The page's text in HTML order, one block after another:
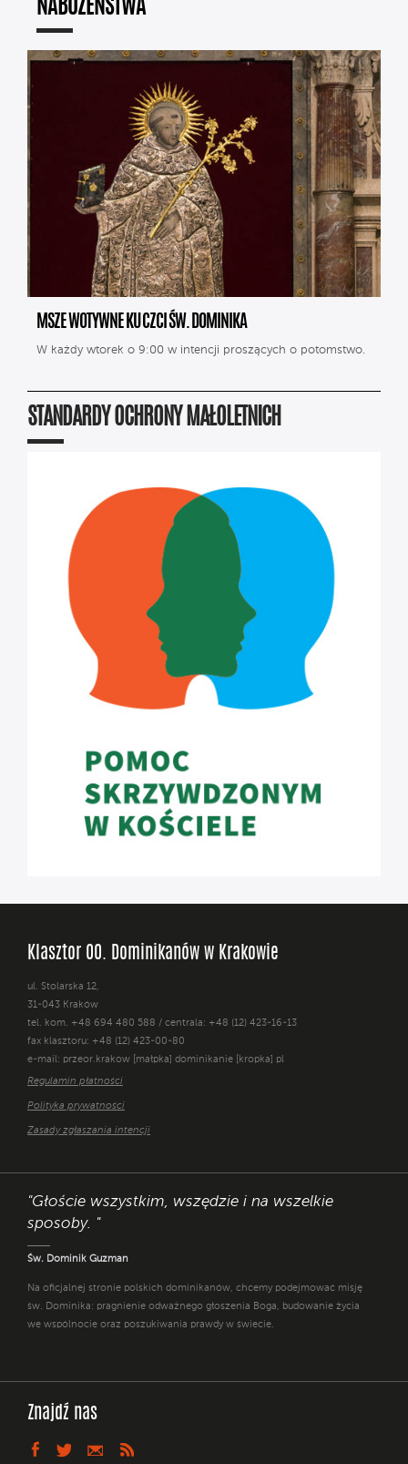
NABOŻEŃSTWA
MSZE WOTYWNE KU CZCI ŚW. DOMINIKA
W każdy wtorek o 9:00 w intencji proszących o potomstwo.
STANDARDY OCHRONY MAŁOLETNICH
Klasztor OO. Dominikanów w Krakowie
ul. Stolarska 12,
31-043 Kraków
tel. kom. +48 694 480 588 / centrala: +48 (12) 423-16-13
fax klasztoru: +48 (12) 423-00-80
e-mail: przeor.krakow [małpka] dominikanie [kropka] pl
Regulamin płatności
Polityka prywatności
Zasady zgłaszania intencji
"Głoście wszystkim, wszędzie i na wszelkie
sposoby. "
Św. Dominik Guzman
Na oficjalnej stronie polskich dominikanów, chcemy podejmować misję
św. Dominika: pragnienie odważnego głoszenia Boga, budowanie życia
we wspólnocie oraz poszukiwania prawdy w świecie.
Znajdź nas